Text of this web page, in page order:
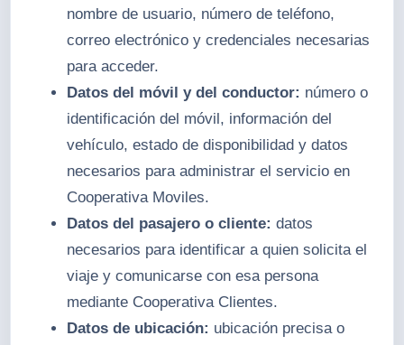
nombre de usuario, número de teléfono,
correo electrónico y credenciales necesarias
para acceder.
Datos del móvil y del conductor: número o
identificación del móvil, información del
vehículo, estado de disponibilidad y datos
necesarios para administrar el servicio en
Cooperativa Moviles.
Datos del pasajero o cliente: datos
necesarios para identificar a quien solicita el
viaje y comunicarse con esa persona
mediante Cooperativa Clientes.
Datos de ubicación: ubicación precisa o